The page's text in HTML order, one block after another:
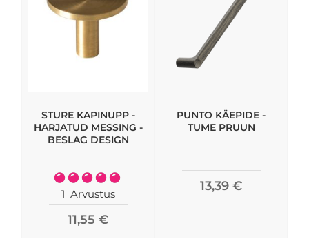
STURE KAPINUPP -
HARJATUD MESSING -
BESLAG DESIGN
Rating:
100%
1 Arvustus
11,55 €
PUNTO KÄEPIDE -
TUME PRUUN
13,39 €